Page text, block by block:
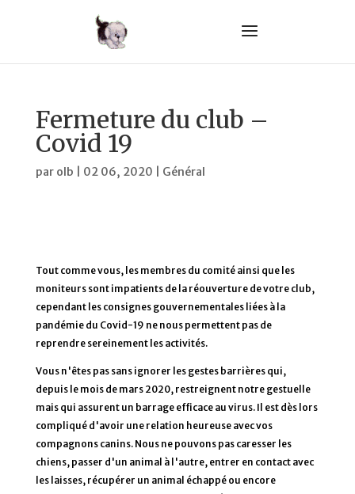
Fermeture du club –
Covid 19
par olb 02 06, 2020 Général
Tout comme vous, les membres du comité ainsi que les
moniteurs sont impatients de la réouverture de votre club,
cependant les consignes gouvernementales liées à la
pandémie du Covid-19 ne nous permettent pas de
reprendre sereinement les activités.
Vous n'êtes pas sans ignorer les gestes barrières qui,
depuis le mois de mars 2020, restreignent notre gestuelle
mais qui assurent un barrage efficace au virus. Il est dès lors
compliqué d'avoir une relation heureuse avec vos
compagnons canins. Nous ne pouvons pas caresser les
chiens, passer d'un animal à l'autre, entrer en contact avec
les laisses, récupérer un animal échappé ou encore